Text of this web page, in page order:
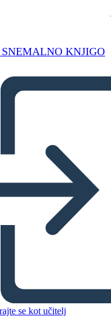
KNJIGO
se kot učitelj